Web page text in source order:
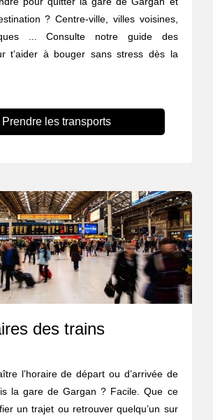
? Centre-ville, villes voisines,
... Consulte notre guide des
t’aider à bouger sans stress dès la
Prendre les transports
des trains
l’horaire de départ ou d’arrivée de
la gare de Gargan ? Facile. Que ce
un trajet ou retrouver quelqu’un sur